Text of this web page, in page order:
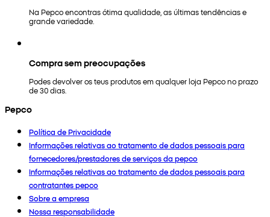
Na Pepco encontras ótima qualidade, as últimas tendências e
grande variedade.
Compra sem preocupações
Podes devolver os teus produtos em qualquer loja Pepco no prazo
de 30 dias.
Pepco
Política de Privacidade
Informações relativas ao tratamento de dados pessoais para
fornecedores/prestadores de serviços da pepco
Informações relativas ao tratamento de dados pessoais para
contratantes pepco
Sobre a empresa
Nossa responsabilidade